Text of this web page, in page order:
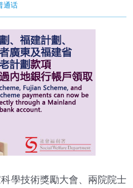
學技術獎勵大會、兩院院士